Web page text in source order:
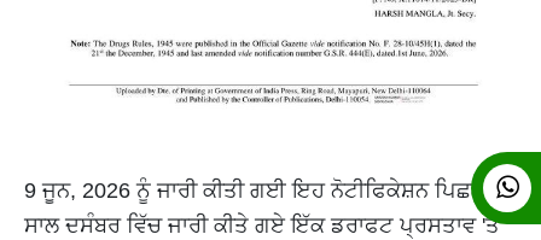
9 ਜੂਨ, 2026 ਨੂੰ ਜਾਰੀ ਕੀਤੀ ਗਈ ਇਹ ਨੋਟੀਫਿਕੇਸ਼ਨ ਪਿਛਲੇ
ਸਾਲ ਦਸੰਬਰ ਵਿੱਚ ਜਾਰੀ ਕੀਤੇ ਗਏ ਇੱਕ ਡਰਾਫਟ ਪ੍ਰਸਤਾਵ 'ਤੇ